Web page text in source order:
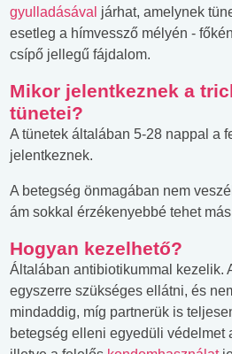
gyulladásával járhat, amelynek
esetleg a hímvessző mélyén -
csípő jellegű fájdalom.
Mikor jelentkeznek a
tünetei?
A tünetek általában 5-28 nappal a
jelentkeznek.
A betegség önmagában nem
ám sokkal érzékenyebbé tehet
Hogyan kezelhető?
Általában antibiotikummal kezelik.
egyszerre szükséges ellátni, és
mindaddig, míg partnerük is
betegség elleni egyedüli védelmet